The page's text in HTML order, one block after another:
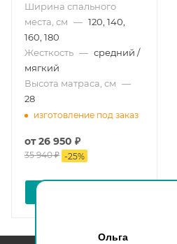
Ольга
Ширина спального
места, см — 120, 140,
160, 180
Жесткость — средний /
мягкий
Высота матраса, см —
28
изготовление под заказ
от26 950 ₽
35 940 ₽ -25%